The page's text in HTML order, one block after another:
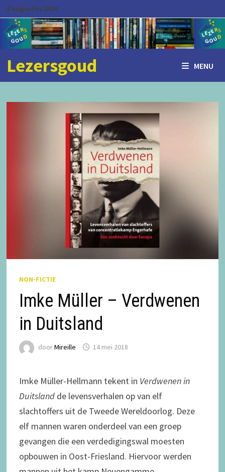
Ga
naar
de
inhoud
8 augustus 2026
Lezersgoud MENU
NON-FICTIE
Imke Müller – Verdwenen
in Duitsland
doorMireille 14 mei 2018
Imke Müller-Hellmann tekent in Verdwenen in
Duitslandde levensverhalen op van elf
slachtoffers uit de Tweede Wereldoorlog. Deze
elf mannen waren onderdeel van een groep
gevangen die een verdedigingswal moesten
opbouwen in Oost-Friesland. Hiervoor werden